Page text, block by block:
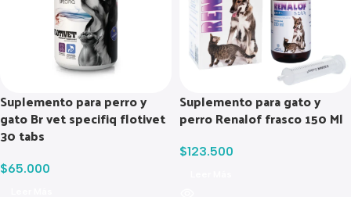
Suplemento para perro y
gato Br vet specifiq flotivet
30 tabs
$65.000
Suplemento para gato y
perro Renalof frasco 150 Ml
$123.500